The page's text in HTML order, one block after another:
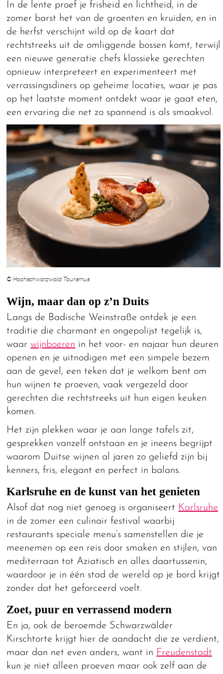
In de lente proef je frisheid en lichtheid, in de
zomer barst het van de groenten en kruiden, en in
de herfst verschijnt wild op de kaart dat
rechtstreeks uit de omliggende bossen komt, terwijl
een nieuwe generatie chefs klassieke gerechten
opnieuw interpreteert en experimenteert met
verrassingsdiners op geheime locaties, waar je pas
op het laatste moment ontdekt waar je gaat eten,
een ervaring die net zo spannend is als smaakvol.
© Hochschwarzwald Tourismus
Wijn, maar dan op z’n Duits
Langs de Badische Weinstraße ontdek je een
traditie die charmant en ongepolijst tegelijk is,
waarwijnboeren in het voor- en najaar hun deuren
openen en je uitnodigen met een simpele bezem
aan de gevel, een teken dat je welkom bent om
hun wijnen te proeven, vaak vergezeld door
gerechten die rechtstreeks uit hun eigen keuken
komen.
Het zijn plekken waar je aan lange tafels zit,
gesprekken vanzelf ontstaan en je ineens begrijpt
waarom Duitse wijnen al jaren zo geliefd zijn bij
kenners, fris, elegant en perfect in balans.
Karlsruhe en de kunst van het genieten
Alsof dat nog niet genoeg is organiseert Karlsruhe
in de zomer een culinair festival waarbij
restaurants speciale menu’s samenstellen die je
meenemen op een reis door smaken en stijlen, van
mediterraan tot Aziatisch en alles daartussenin,
waardoor je in één stad de wereld op je bord krijgt
zonder dat het geforceerd voelt.
Zoet, puur en verrassend modern
En ja, ook de beroemde Schwarzwälder
Kirschtorte krijgt hier de aandacht die ze verdient,
maar dan net even anders, want in Freudenstadt
kun je niet alleen proeven maar ook zelf aan de